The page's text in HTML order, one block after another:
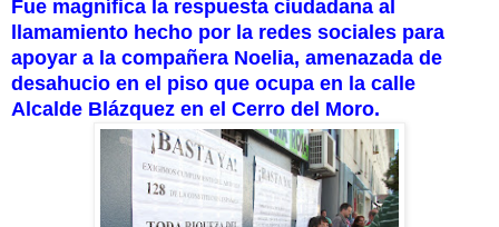
Fue magnífica la respuesta ciudadana al
llamamiento hecho por la redes sociales para
apoyar a la compañera Noelia, amenazada de
desahucio en el piso que ocupa en la calle
Alcalde Blázquez en el Cerro del Moro.